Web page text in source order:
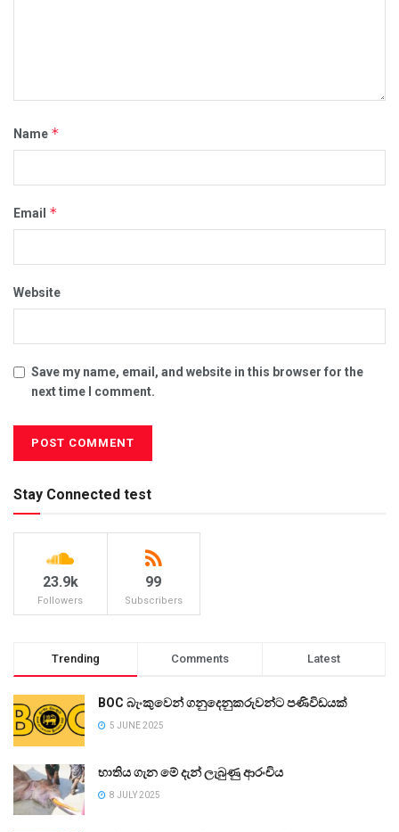
Name *
Email *
Website
Save my name, email, and website in this browser for the
next time I comment.
Stay Connected test
23.9k
Followers
99
Subscribers
Trending Comments Latest
BOC බැංකුවෙන් ගනුදෙනුකරුවන්ට පණිවිඩයක්
5 JUNE 2025
භාතිය ගැන මේ දැන් ලැබුණු ආරංචිය
8 JULY 2025